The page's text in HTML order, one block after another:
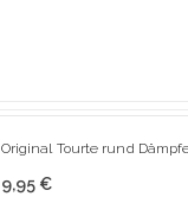
Original Tourte rund
9,95 €